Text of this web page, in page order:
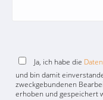
Ja, ich habe die
und bin damit
zweckgebundenen
erhoben und gespeichert